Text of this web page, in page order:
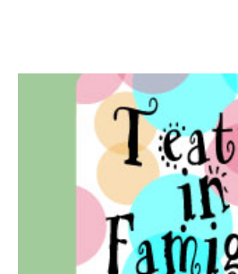
Teatro in
Teatro In Famiglia è una
per far condividere e godere
famiglia.
Continua